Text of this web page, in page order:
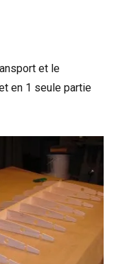
et le
en 1 seule partie